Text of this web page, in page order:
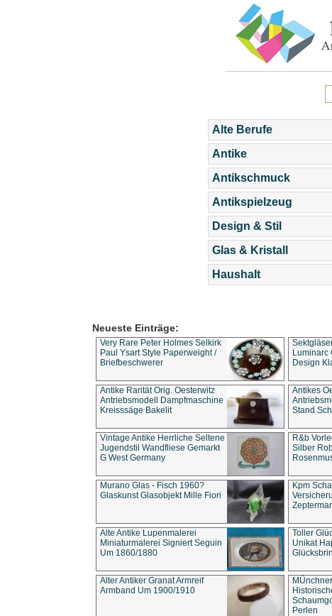
Alte Berufe
Antike
Antikschmuck
Antikspielzeug
Design & Stil
Glas & Kristall
Haushalt
Neueste Einträge:
Very Rare Peter Holmes Selkirk
Paul Ysart Style Paperweight /
Briefbeschwerer
Luminarc
Design
Antike Rarität Orig. Oesterwitz
Antriebsmodell Dampfmaschine
Kreisssäge Bakelit
Antikes
Stand
Vintage Antike Herrliche Seltene
Jugendstil Wandfliese Gemarkt
G West Germany
R&b
Silber
Murano Glas - Fisch 1960?
Glaskunst Glasobjekt Mille Fiori
Kpm
Alte Antike Lupenmalerei
Miniaturmalerei Signiert Seguin
Um 1860/1880
Toller
Unikat
Alter Antiker Granat Armreif
Armband Um 1900/1910
Perlen